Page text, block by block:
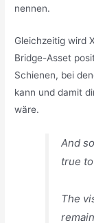
nennen.
Gleichzeitig wird
Bridge-Asset
Schienen, bei
kann und damit
wäre.
And
true
The